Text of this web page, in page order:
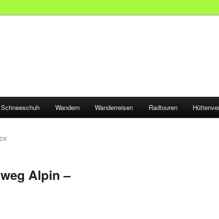
Schneeschuh Wandern Wanderreisen Radtouren
Alpin –